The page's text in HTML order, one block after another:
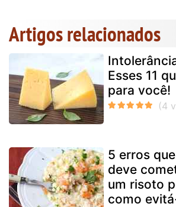
Artigos relacionados
Esses 11
para você!
5 erros
deve
um risoto
como